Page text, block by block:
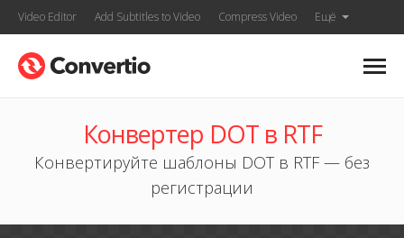
Video Editor Add Subtitles to Video Compress Video Ещё
Конвертер DOT в RTF
Конвертируйте шаблоны DOT в RTF — без
регистрации